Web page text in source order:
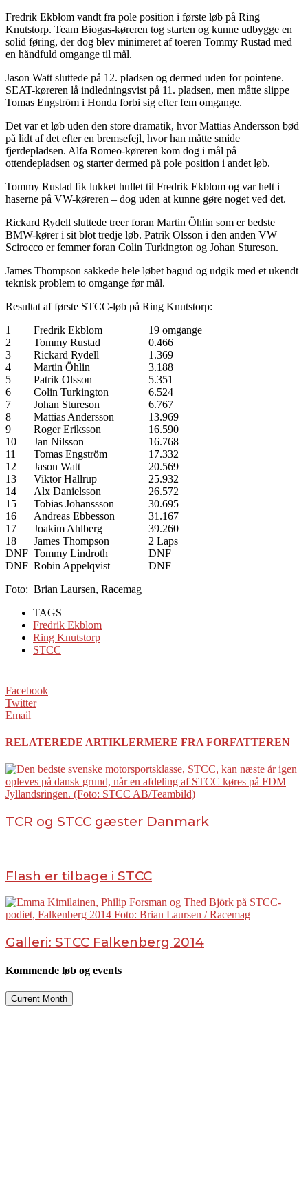
Fredrik Ekblom vandt fra pole position i første løb på Ring
Knutstorp. Team Biogas-køreren tog starten og kunne udbygge en
solid føring, der dog blev minimeret af toeren Tommy Rustad med
en håndfuld omgange til mål.
Jason Watt sluttede på 12. pladsen og dermed uden for pointene.
SEAT-køreren lå indledningsvist på 11. pladsen, men måtte slippe
Tomas Engström i Honda forbi sig efter fem omgange.
Det var et løb uden den store dramatik, hvor Mattias Andersson bød
på lidt af det efter en bremsefejl, hvor han måtte smide
fjerdepladsen. Alfa Romeo-køreren kom dog i mål på
ottendepladsen og starter dermed på pole position i andet løb.
Tommy Rustad fik lukket hullet til Fredrik Ekblom og var helt i
haserne på VW-køreren – dog uden at kunne gøre noget ved det.
Rickard Rydell sluttede treer foran Martin Öhlin som er bedste
BMW-kører i sit blot tredje løb. Patrik Olsson i den anden VW
Scirocco er femmer foran Colin Turkington og Johan Stureson.
James Thompson sakkede hele løbet bagud og udgik med et ukendt
teknisk problem to omgange før mål.
Resultat af første STCC-løb på Ring Knutstorp:
1
Fredrik Ekblom
19 omgange
2
Tommy Rustad
0.466
3
Rickard Rydell
1.369
4
Martin Öhlin
3.188
5
Patrik Olsson
5.351
6
Colin Turkington
6.524
7
Johan Stureson
6.767
8
Mattias Andersson
13.969
9
Roger Eriksson
16.590
10
Jan Nilsson
16.768
11
Tomas Engström
17.332
12
Jason Watt
20.569
13
Viktor Hallrup
25.932
14
Alx Danielsson
26.572
15
Tobias Johanssson
30.695
16
Andreas Ebbesson
31.167
17
Joakim Ahlberg
39.260
18
James Thompson
2 Laps
DNF Tommy Lindroth
DNF
DNF Robin Appelqvist
DNF
Foto: Brian Laursen, Racemag
TAGS
Fredrik Ekblom
Ring Knutstorp
STCC
Facebook
Twitter
Email
RELATEREDE ARTIKLERMERE FRA FORFATTEREN
TCR og STCC gæster Danmark
Flash er tilbage i STCC
Galleri: STCC Falkenberg 2014
Kommende løb og events
Current Month